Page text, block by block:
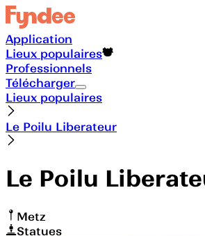
Application
Lieux populaires
Professionnels
Télécharger
Lieux populaires
Le Poilu Liberateur
Le Poilu
Metz
Statues